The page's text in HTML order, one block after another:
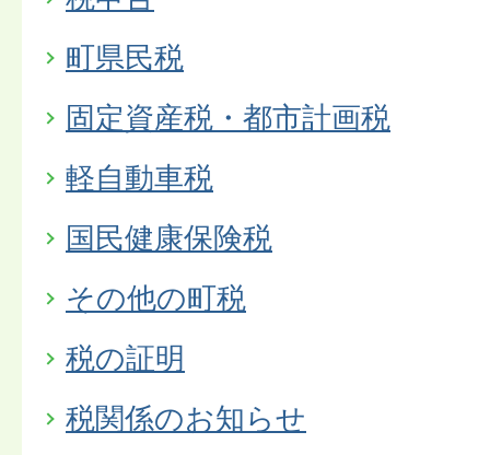
町県民税
固定資産税・都市計画税
軽自動車税
国民健康保険税
その他の町税
税の証明
税関係のお知らせ